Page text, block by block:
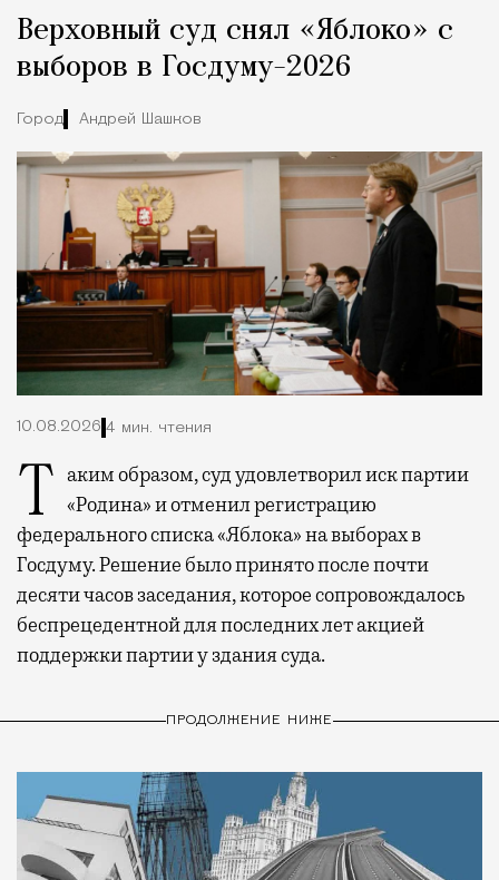
Город
Верховный суд снял «Яблоко» с
выборов в Госдуму-2026
Город Андрей Шашков
10.08.2026 4 мин. чтения
Таким образом, суд удовлетворил иск партии «Родина» и отменил регистрацию
федерального списка «Яблока» на выборах в
Госдуму. Решение было принято после почти
десяти часов заседания, которое сопровождалось
беспрецедентной для последних лет акцией
поддержки партии у здания суда.
ПРОДОЛЖЕНИЕ НИЖЕ